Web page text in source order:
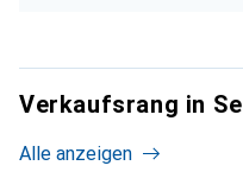
Verkaufsrang in
Alle anzeigen